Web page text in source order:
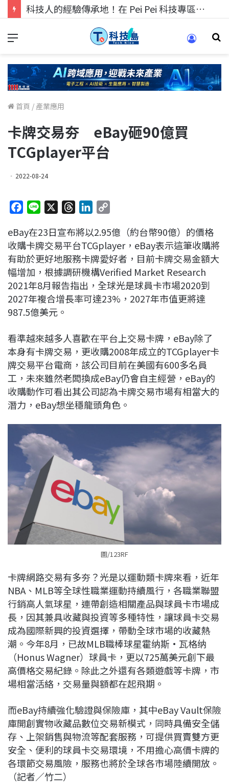
科技人的經驗傳承地！在 Pei Pei 科技專區，與學弟妹交流最硬核的技術
首頁 / 產業應用
卡牌交易夯 eBay砸90億買
TCGplayer平台
2022-08-24
c
e
b
o
o
k
n
e
r
e
a
d
s
n
k
e
d
I
n
p
y
L
i
n
k
eBay在23日宣布將以2.95億（約台幣90億）的價格
收購卡牌交易平台TCGplayer，eBay表示這筆收購將
有助於更好地服務卡牌愛好者，目前卡牌交易金額大
幅增加，根據調研機構Verified Market Research
2021年8月報告指出，全球光是球員卡市場2020到
2027年複合增長率可達23%，2027年市值更將達
987.5億美元。
看準越來越多人喜歡在平台上交易卡牌，eBay除了
本身有卡牌交易，更收購2008年成立的TCGplayer卡
牌交易平台電商，該公司目前在美國有600多名員
工，未來雖然老闆換成eBay仍會自主經營，eBay的
收購動作可看出其公司認為卡牌交易市場有相當大的
潛力，eBay想坐穩龍頭角色。
圖/123RF
卡牌網路交易有多夯？光是以運動類卡牌來看，近年
NBA、MLB等全球性職業運動持續風行，各職業聯盟
行銷高人氣球星，連帶創造相關產品與球員卡市場成
長，因其兼具收藏與投資等多種特性，讓球員卡交易
成為國際新興的投資選擇，帶動全球市場的收藏熱
潮。今年8月，已故MLB職棒球星霍纳斯·瓦格纳
（Honus Wagner）球員卡，更以725萬美元創下最
高價格交易紀錄。除此之外還有各類遊戲等卡牌，市
場相當活絡，交易量與額都在起飛期。
而eBay持續強化驗證與保險庫，其中eBay Vault保險
庫開創實物收藏品數位交易新模式，同時具備安全儲
存、上架銷售與物流等配套服務，可提供買賣雙方更
安全、便利的球員卡交易環境，不用擔心高價卡牌的
各環節交易風險，服務也將於全球各市場陸續開放。
（記者／竹二）